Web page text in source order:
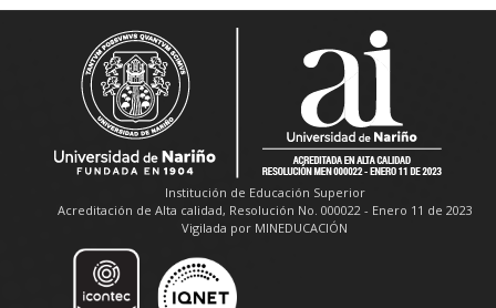
Institución de Educación Superior
Acreditación de Alta calidad, Resolución No. 000022 - Enero 11 de 2023
Vigilada por MINEDUCACIÓN